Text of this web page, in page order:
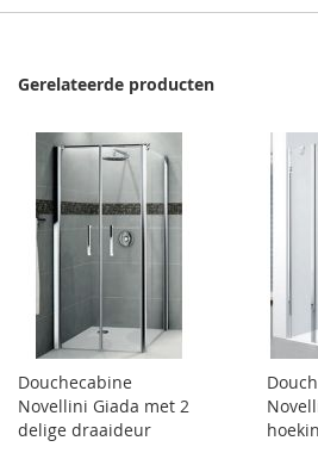
Gerelateerde producten
Douchecabine
Novellini Giada met 2
delige draaideur